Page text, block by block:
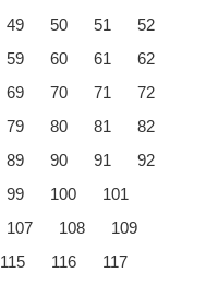
49 50 51
52
59 60 61
62
69 70 71
72
79 80 81
82
89 90 91
92
99 100
101
107 108
109
115 116
117